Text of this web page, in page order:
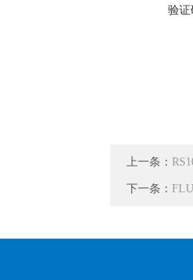
验
上一条：
下一条：